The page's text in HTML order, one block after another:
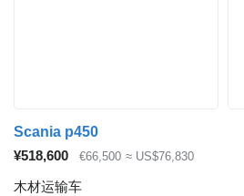
Scania p450
¥518,600
€66,500 ≈ US$76,830
木材运输车